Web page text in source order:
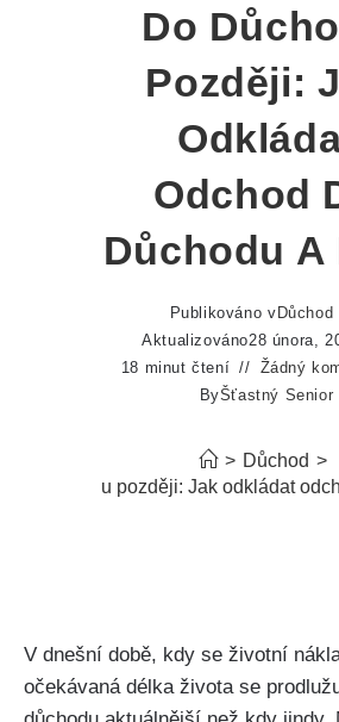
Do
Později:
Odchod
Důchodu A
Publikováno v Důchod
Aktualizováno28 února,
18 minut čtení
Žádný
ByŠťastný Senior
> Důchod >
Do důchodu později: Jak odkládat
V dnešní době, kdy se životní
očekávaná délka života se